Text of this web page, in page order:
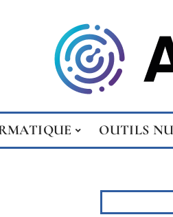
OUTILS